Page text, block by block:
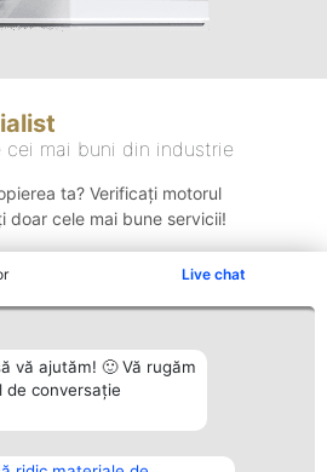
Live chat
vă ajutăm! 🙂 Vă rugăm
de conversație
cei mai buni din industrie
ta? Verificați motorul
doar cele mai bune servicii!